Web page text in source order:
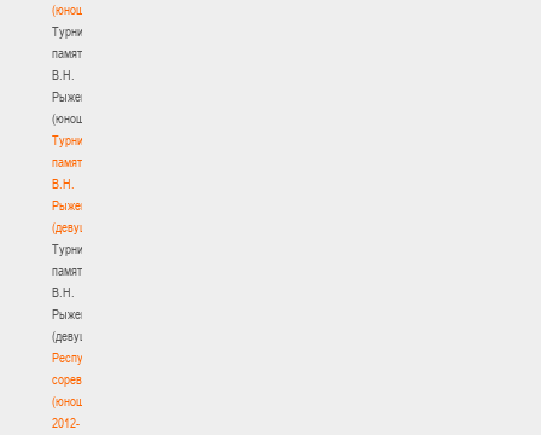
(юноши)
Турнир
памяти
В.Н.
Рыженкова
(юноши)
Турнир
памяти
В.Н.
Рыженкова
(девушки)
Турнир
памяти
В.Н.
Рыженкова
(девушки)
Республиканские
соревнования
(юноши)
2012-